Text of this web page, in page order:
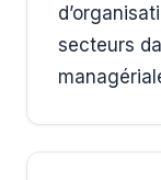
secteurs